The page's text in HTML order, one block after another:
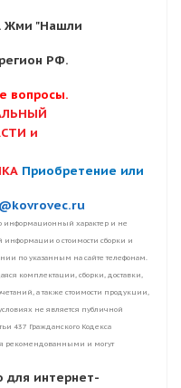
Жми "Нашли
РФ.
вопросы.
и
Приобретение или
информационный характер и не
о стоимости сборки и
по указанным на сайте телефонам.
комплектации, сборки, доставки,
а также стоимости продукции,
не является публичной
437 Гражданского Кодекса
рекомендованными и могут
для интернет-